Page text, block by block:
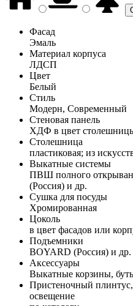
Фасад
Эмаль
Материал корпуса
ЛДСП
Цвет
Белый
Стиль
Модерн, Современный
Стеновая панель
ХДФ в цвет
Столешница
пластиковая; из
Выкатные системы
ПВШ полного
(Россия) и др.
Сушка для посуды
Хромированная
Цоколь
в цвет фасадов или
Подъемники
BOYARD (Россия) и др.
Аксессуары
Выкатные корзины,
Пристеночный
освещение